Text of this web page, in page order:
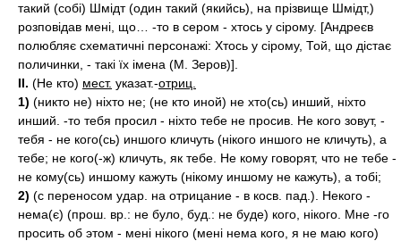
такий (собі) Шмідт (один такий (якийсь), на прізвище Шмідт,)
розповідав мені, що… -то в сером - хтось у сірому. [Андреєв
полюбляє схематичні персонажі: Хтось у сірому, Той, що дістає
поличинки, - такі їх імена (М. Зеров)].
II. (Не кто) мест. указат.-отриц.
1) (никто не) ніхто не; (не кто иной) не хто(сь) инший, ніхто
инший. -то тебя просил - ніхто тебе не просив. Не кого зовут, -
тебя - не кого(сь) иншого кличуть (нікого иншого не кличуть), а
тебе; не кого(-ж) кличуть, як тебе. Не кому говорят, что не тебе -
не кому(сь) иншому кажуть (нікому иншому не кажуть), а тобі;
2) (с переносом удар. на отрицание - в косв. пад.). Некого -
нема(є) (прош. вр.: не було, буд.: не буде) кого, нікого. Мне -го
просить об этом - мені нікого (мені нема кого, я не маю кого)